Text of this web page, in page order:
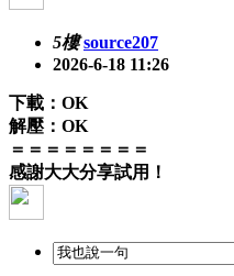
5樓 source207
2026-6-18 11:26
下載：OK
解壓：OK
＝＝＝＝＝＝＝＝
感謝大大分享試用！